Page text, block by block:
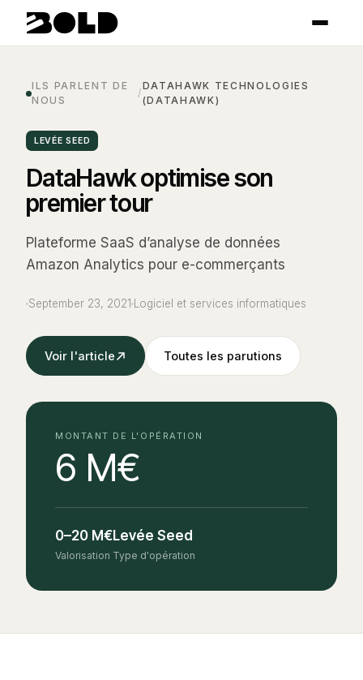
ILS PARLENT DE
NOUS
/
DATAHAWK TECHNOLOGIES
(DATAHAWK)
LEVÉE SEED
DataHawk optimise son
premier tour
Plateforme SaaS d’analyse de données
Amazon Analytics pour e-commerçants
September 23, 2021 Logiciel et services informatiques
Voir l'article Toutes les parutions
MONTANT DE L'OPÉRATION
6 M€
0–20 M€
Valorisation
Levée Seed
Type d'opération